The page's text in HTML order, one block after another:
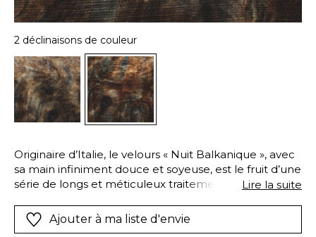
2 déclinaisons de couleur
Originaire d’Italie, le velours « Nuit Balkanique », avec
sa main infiniment douce et soyeuse, est le fruit d’une
série de longs et méticuleux traitements. Il fait
certains hasards coloriels la chance d’apparaître,
avant qu’une impression numérique ne vienne
Lire la suite
Ajouter à ma liste d'envie